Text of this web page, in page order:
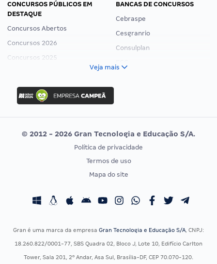
CONCURSOS PÚBLICOS EM
DESTAQUE
Concursos Abertos
Concursos 2026
Concursos 2025
Concurso Ibama
Concurso MPU
Editais publicados
BANCAS DE CONCURSOS
Cebraspe
Cesgranrio
Consulplan
Vunesp
CONCURSOS POR PROFISSÃO
Concursos Fiscais
Concursos Saúde
EXAME DE ORDEM
Calendário OAB
Veja mais
© 2012 - 2026 Gran Tecnologia e Educação S/A.
Política de privacidade
Termos de uso
Mapa do site
Gran é uma marca da empresa Gran Tecnologia e Educação S/A, CNPJ:
18.260.822/0001-77, SBS Quadra 02, Bloco J, Lote 10, Edifício Carlton
Tower, Sala 201, 2º Andar, Asa Sul, Brasília-DF, CEP 70.070-120.